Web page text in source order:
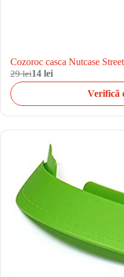
Cozoroc casca Nutcase
29 lei14 lei
Verifică